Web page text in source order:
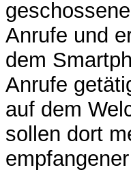
Anrufe und
dem
Anrufe
auf dem
sollen dort